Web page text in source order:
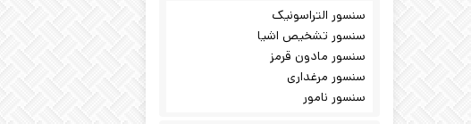
سنسور التراسونیک
سنسور تشخیص اشیا
سنسور مادون قرمز
سنسور مرغداری
سنسور نامور